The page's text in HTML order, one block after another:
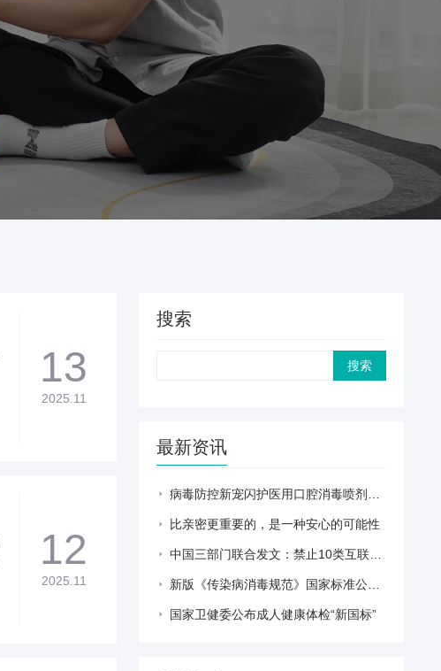
13
2025.11
12
2025.11
搜索
最新资讯
比亲密更重要的，是一种安心的可能性
国家卫健委公布成人健康体检“新国标”